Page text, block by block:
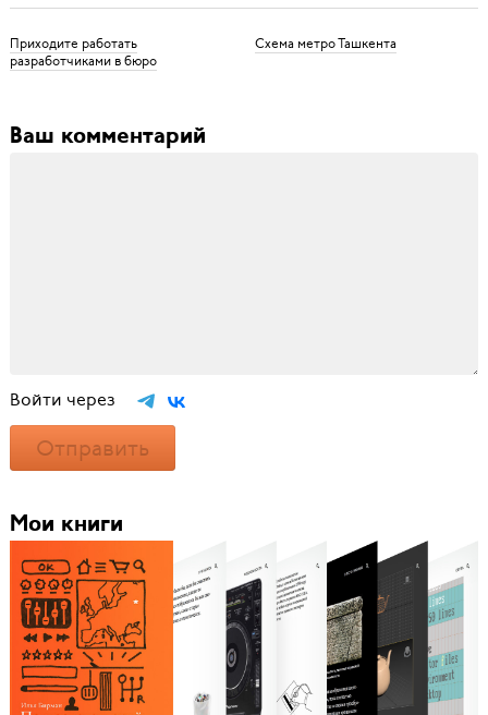
Приходите работать
разработчиками в бюро
Схема метро Ташкента
Ваш комментарий
Войти через
Отправить
Мои книги